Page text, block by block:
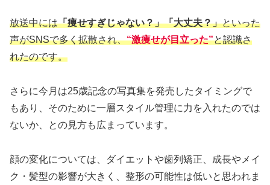
放送中には「痩せすぎじゃない？」「大丈夫？」といった
声がSNSで多く拡散され、“激痩せが目立った”と認識さ
れたのです。
さらに今月は25歳記念の写真集を発売したタイミングで
もあり、そのために一層スタイル管理に力を入れたのでは
ないか、との見方も広まっています。
顔の変化については、ダイエットや歯列矯正、成長やメイ
ク・髪型の影響が大きく、整形の可能性は低いと思われま